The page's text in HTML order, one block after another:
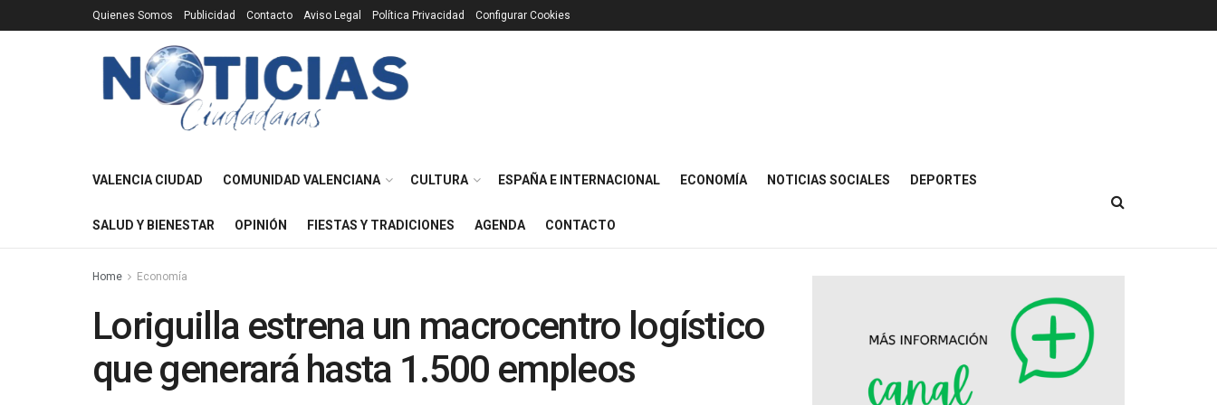
Quienes Somos Publicidad Contacto Aviso Legal Política Privacidad Configurar Cookies
VALENCIA CIUDAD COMUNIDAD VALENCIANA CULTURA ESPAÑA E INTERNACIONAL ECONOMÍA NOTICIAS SOCIALES DEPORTES
SALUD Y BIENESTAR OPINIÓN FIESTAS Y TRADICIONES AGENDA CONTACTO
Home Economía
Loriguilla estrena un macrocentro logístico
que generará hasta 1.500 empleos